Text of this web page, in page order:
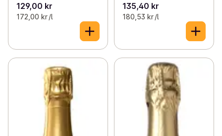
129,00 kr
172,00 kr /l
135,40 kr
180,53 kr /l